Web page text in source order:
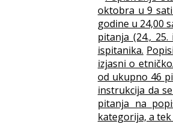
oktobra u 9 sati
godine u 24,00
pitanja (24.,
ispitanika.
izjasni o
od ukupno 46
instrukcija da
pitanja na
kategorija, a